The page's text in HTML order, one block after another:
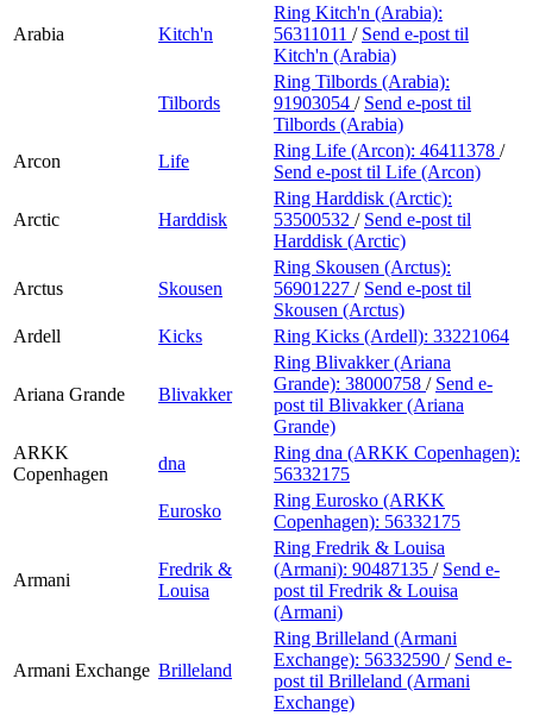
Arabia Kitch'n
Ring Kitch'n (Arabia):
56311011 / Send e-post til
Kitch'n (Arabia)
Tilbords
Ring Tilbords (Arabia):
91903054 / Send e-post til
Tilbords (Arabia)
Arcon
Life
Ring Life (Arcon): 46411378 /
Send e-post til Life (Arcon)
Arctic Harddisk
Ring Harddisk (Arctic):
53500532 / Send e-post til
Harddisk (Arctic)
Arctus Skousen
Ring Skousen (Arctus):
56901227 / Send e-post til
Skousen (Arctus)
Ardell
Kicks Ring Kicks (Ardell): 33221064
Ariana Grande Blivakker
Ring Blivakker (Ariana
Grande): 38000758 / Send e-
post til Blivakker (Ariana
Grande)
ARKK
Copenhagen
dna
Ring dna (ARKK Copenhagen):
56332175
Eurosko
Ring Eurosko (ARKK
Copenhagen): 56332175
Armani
Fredrik &
Louisa
Ring Fredrik & Louisa
(Armani): 90487135 / Send e-
post til Fredrik & Louisa
(Armani)
Armani Exchange Brilleland
Ring Brilleland (Armani
Exchange): 56332590 / Send e-
post til Brilleland (Armani
Exchange)